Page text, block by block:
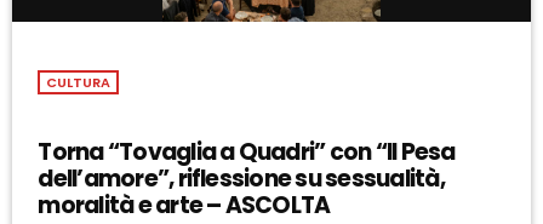
CULTURA
Torna “Tovaglia a Quadri” con “Il Pesa
dell’amore”, riflessione su sessualità,
moralità e arte – ASCOLTA